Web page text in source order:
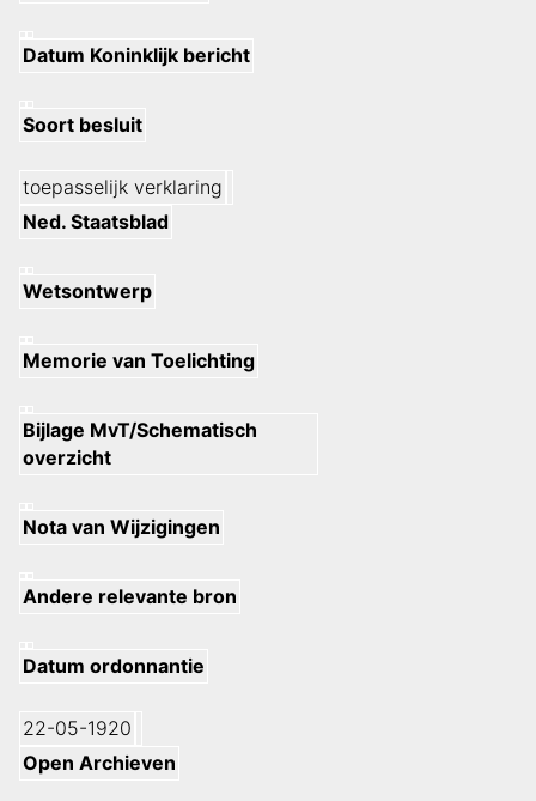
Datum Koninklijk bericht
Soort besluit
toepasselijk verklaring
Ned. Staatsblad
Wetsontwerp
Memorie van Toelichting
Bijlage MvT/Schematisch
overzicht
Nota van Wijzigingen
Andere relevante bron
Datum ordonnantie
22-05-1920
Open Archieven